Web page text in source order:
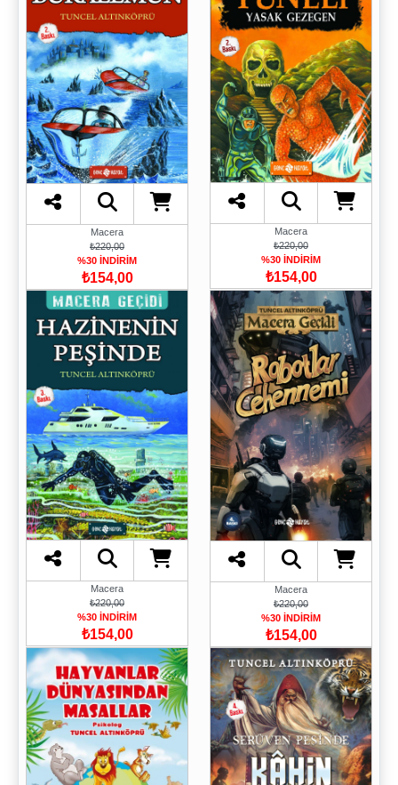
Macera
₺220,00
%30 İNDİRİM
₺154,00
Macera
₺220,00
%30 İNDİRİM
₺154,00
Macera
₺220,00
%30 İNDİRİM
₺154,00
Macera
₺220,00
%30 İNDİRİM
₺154,00